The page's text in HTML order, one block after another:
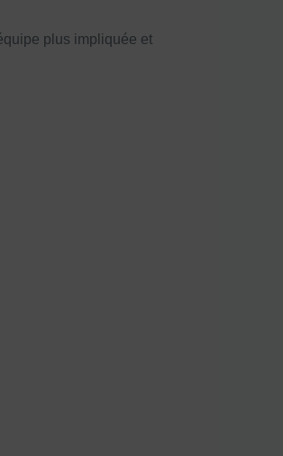
plus impliquée et